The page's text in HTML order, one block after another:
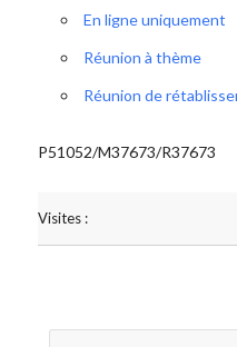
En ligne uniquement
Réunion à thème
Réunion de
P51052/M37673/R37673
Visites :